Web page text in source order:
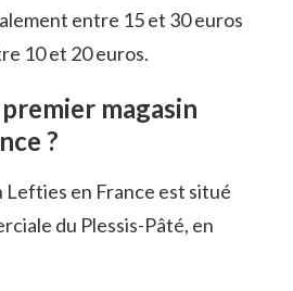
entre 15 et 30 euros
10 et 20 euros.
magasin
?
Lefties en France est situé
du Plessis-Pâté, en